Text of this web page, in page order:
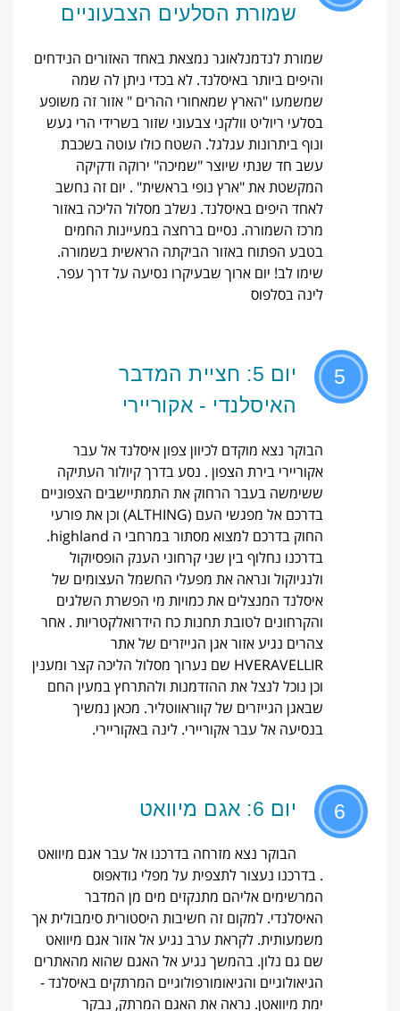
שמורת הסלעים הצבעוניים
שמורת לנדמנלאוגר נמצאת באחד האזורים הנידחים
והיפים ביותר באיסלנד. לא בכדי ניתן לה שמה
שמשמעו "הארץ שמאחורי ההרים " אזור זה משופע
בסלעי ריוליט וולקני צבעוני שזור בשרידי הרי געש
ונוף ביתרונות עגלגל. השטח כולו עוטה בשכבת
עשב חד שנתי שיוצר "שמיכה" ירוקה ודקיקה
המקשטת את "ארץ נופי בראשית" . יום זה נחשב
לאחד היפים באיסלנד. נשלב מסלול הליכה באזור
מרכז השמורה. נסיים ברחצה במעיינות החמים
בטבע הפתוח באזור הביקתה הראשית בשמורה.
שימו לב! יום ארוך שבעיקרו נסיעה על דרך עפר.
לינה בסלפוס
5
יום 5: חציית המדבר
האיסלנדי - אקוריירי
הבוקר נצא מוקדם לכיוון צפון איסלנד אל עבר
אקוריירי בירת הצפון . נסע בדרך קיולור העתיקה
ששימשה בעבר הרחוק את התמתיישבים הצפוניים
בדרכם אל מפגשי העם (ALTHING) וכן את פורעי
החוק בדרכם למצוא מסתור במרחבי ה highland.
בדרכנו נחלוף בין שני קרחוני הענק הופסיוקול
ולנגיוקול ונראה את מפעלי החשמל העצומים של
איסלנד המנצלים את כמויות מי הפשרת השלגים
והקרחונים לטובת תחנות כח הידרואלקטריות . אחר
צהרים נגיע אזור אגן הגייזרים של אתר
HVERAVELLIR שם נערוך מסלול הליכה קצר ומענין
וכן נוכל לנצל את ההזדמנות ולהתרחץ במעין החם
שבאגן הגייזרים של קווראווטליר. מכאן נמשיך
בנסיעה אל עבר אקוריירי. לינה באקוריירי.
6 יום 6: אגם מיוואט
הבוקר נצא מזרחה בדרכנו אל עבר אגם מיוואט
. בדרכנו נעצור לתצפית על מפלי גודאפוס
המרשימים אליהם מתנקזים מים מן המדבר
האיסלנדי. למקום זה חשיבות היסטורית סימבולית אך
משמעותית. לקראת ערב נגיע אל אזור אגם מיוואט
שם גם נלון. בהמשך נגיע אל האגם שהוא מהאתרים
הגיאולוגיים והגיאומורפולוגיים המרתקים באיסלנד -
ימת מיוואטן. נראה את האגם המרתק, נבקר